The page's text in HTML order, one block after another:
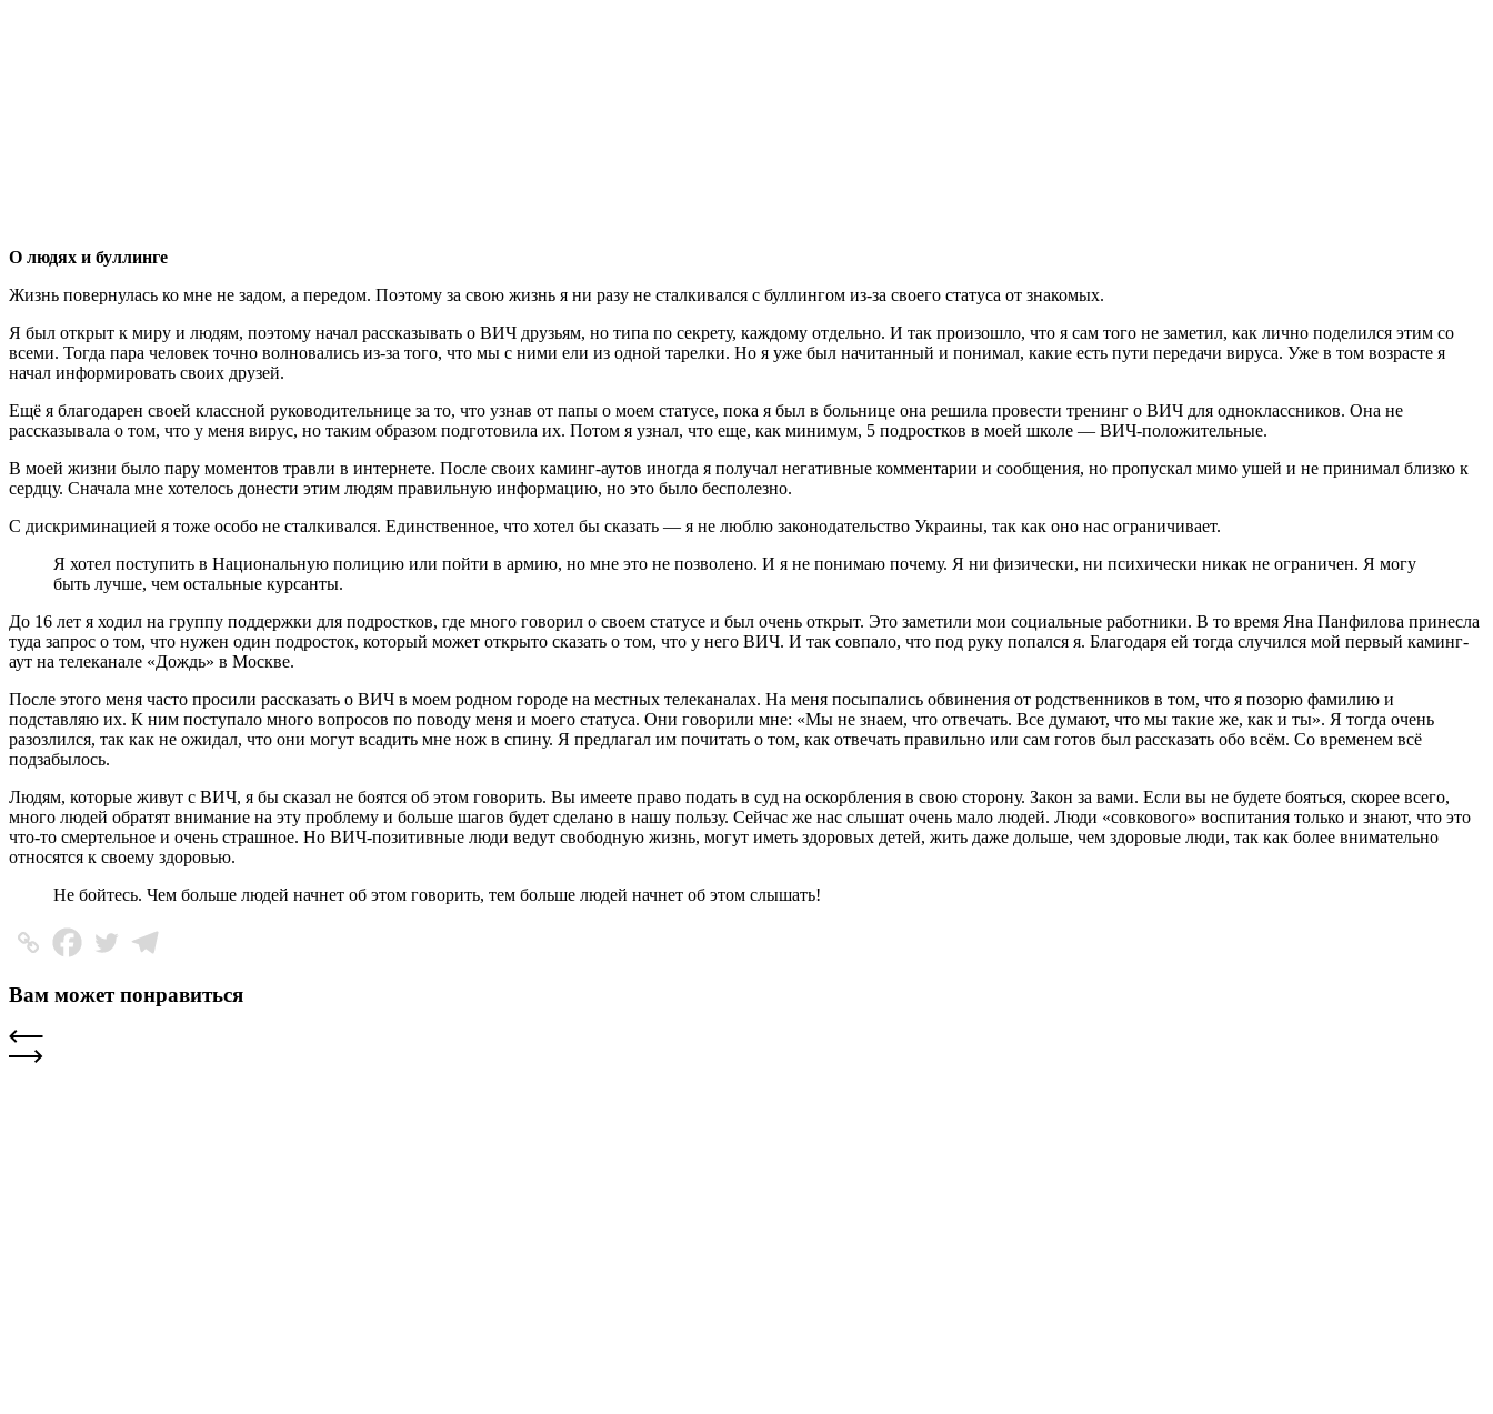
О людях и буллинге
Жизнь повернулась ко мне не задом, а передом. Поэтому за свою жизнь я ни разу не сталкивался с буллингом из-за своего статуса от знакомых.
Я был открыт к миру и людям, поэтому начал рассказывать о ВИЧ друзьям, но типа по секрету, каждому отдельно. И так произошло, что я сам того не заметил, как лично поделился этим со
всеми. Тогда пара человек точно волновались из-за того, что мы с ними ели из одной тарелки. Но я уже был начитанный и понимал, какие есть пути передачи вируса. Уже в том возрасте я
начал информировать своих друзей.
Ещё я благодарен своей классной руководительнице за то, что узнав от папы о моем статусе, пока я был в больнице она решила провести тренинг о ВИЧ для одноклассников. Она не
рассказывала о том, что у меня вирус, но таким образом подготовила их. Потом я узнал, что еще, как минимум, 5 подростков в моей школе — ВИЧ-положительные.
В моей жизни было пару моментов травли в интернете. После своих каминг-аутов иногда я получал негативные комментарии и сообщения, но пропускал мимо ушей и не принимал близко к
сердцу. Сначала мне хотелось донести этим людям правильную информацию, но это было бесполезно.
С дискриминацией я тоже особо не сталкивался. Единственное, что хотел бы сказать — я не люблю законодательство Украины, так как оно нас ограничивает.
Я хотел поступить в Национальную полицию или пойти в армию, но мне это не позволено. И я не понимаю почему. Я ни физически, ни психически никак не ограничен. Я могу
быть лучше, чем остальные курсанты.
До 16 лет я ходил на группу поддержки для подростков, где много говорил о своем статусе и был очень открыт. Это заметили мои социальные работники. В то время Яна Панфилова принесла
туда запрос о том, что нужен один подросток, который может открыто сказать о том, что у него ВИЧ. И так совпало, что под руку попался я. Благодаря ей тогда случился мой первый каминг-
аут на телеканале «Дождь» в Москве.
После этого меня часто просили рассказать о ВИЧ в моем родном городе на местных телеканалах. На меня посыпались обвинения от родственников в том, что я позорю фамилию и
подставляю их. К ним поступало много вопросов по поводу меня и моего статуса. Они говорили мне: «Мы не знаем, что отвечать. Все думают, что мы такие же, как и ты». Я тогда очень
разозлился, так как не ожидал, что они могут всадить мне нож в спину. Я предлагал им почитать о том, как отвечать правильно или сам готов был рассказать обо всём. Со временем всё
подзабылось.
Людям, которые живут с ВИЧ, я бы сказал не боятся об этом говорить. Вы имеете право подать в суд на оскорбления в свою сторону. Закон за вами. Если вы не будете бояться, скорее всего,
много людей обратят внимание на эту проблему и больше шагов будет сделано в нашу пользу. Сейчас же нас слышат очень мало людей. Люди «совкового» воспитания только и знают, что это
что-то смертельное и очень страшное. Но ВИЧ-позитивные люди ведут свободную жизнь, могут иметь здоровых детей, жить даже дольше, чем здоровые люди, так как более внимательно
относятся к своему здоровью.
Не бойтесь. Чем больше людей начнет об этом говорить, тем больше людей начнет об этом слышать!
Вам может понравиться